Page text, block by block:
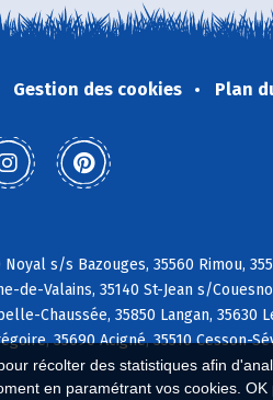
récolter des statistiques afin
en paramétrant vos cookies. OK
Gestion des cookies Plan
s/s Bazouges, 35560 Rimou,
Valains, 35140 St-Jean s/
Chaussée, 35850 Langan, 35630
35690 Acigné, 35510 Cesson-